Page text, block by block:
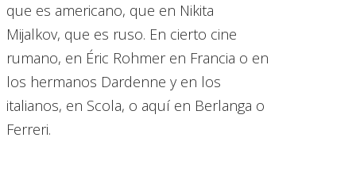
que es americano, que en Nikita
Mijalkov, que es ruso. En cierto cine
rumano, en Éric Rohmer en Francia o en
los hermanos Dardenne y en los
italianos, en Scola, o aquí en Berlanga o
Ferreri.